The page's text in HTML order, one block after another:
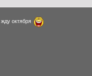
октября